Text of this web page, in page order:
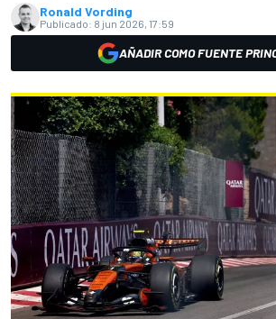
Ronald Vording
Publicado: 8 jun 2026, 17:59
AÑADIR COMO FUENTE